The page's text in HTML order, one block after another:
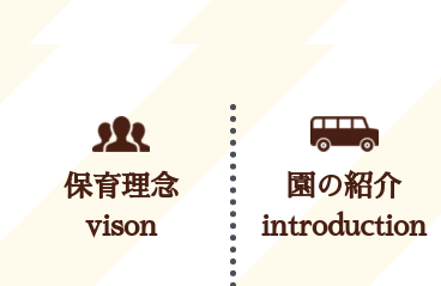
保育理念
vison
園の紹介
introduction